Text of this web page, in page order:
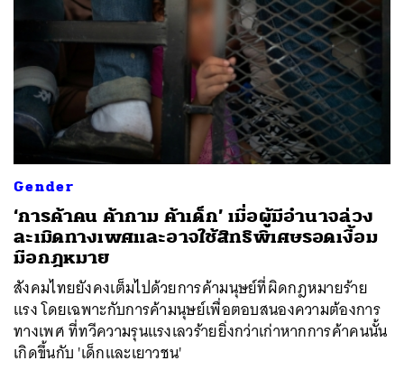
Gender
‘การค้าคน ค้ากาม ค้าเด็ก’ เมื่อผู้มีอำนาจล่วง
ละเมิดทางเพศและอาจใช้สิทธิพิเศษรอดเงื้อม
มือกฎหมาย
สังคมไทยยังคงเต็มไปด้วยการค้ามนุษย์ที่ผิดกฎหมายร้าย
แรง โดยเฉพาะกับการค้ามนุษย์เพื่อตอบสนองความต้องการ
ทางเพศ ที่ทวีความรุนแรงเลวร้ายยิ่งกว่าเก่าหากการค้าคนนั้น
เกิดขึ้นกับ 'เด็กและเยาวชน'